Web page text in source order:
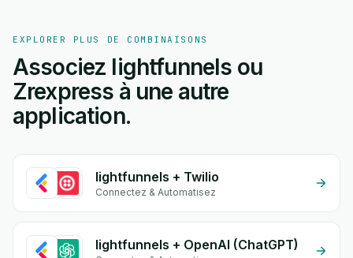
EXPLORER PLUS DE COMBINAISONS
Associez lightfunnels ou
Zrexpress à une autre
application.
lightfunnels + Twilio
Connectez & Automatisez
lightfunnels + OpenAI (ChatGPT)